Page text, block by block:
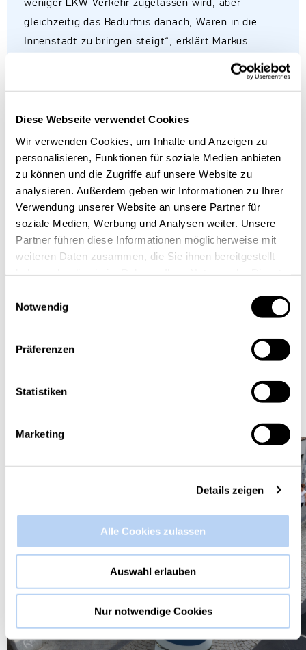
Diese Webseite verwendet Cookies
Wir verwenden Cookies, um Inhalte und Anzeigen zu
personalisieren, Funktionen für soziale Medien anbieten
zu können und die Zugriffe auf unsere Website zu
analysieren. Außerdem geben wir Informationen zu Ihrer
Verwendung unserer Website an unsere Partner für
soziale Medien, Werbung und Analysen weiter. Unsere
Partner führen diese Informationen möglicherweise mit
weiteren Daten zusammen, die Sie ihnen bereitgestellt
Notwendig
Präferenzen
Statistiken
Marketing
Details zeigen
Alle Cookies zulassen
Auswahl erlauben
Nur notwendige Cookies
weniger LKW-Verkehr zugelassen wird, aber
gleichzeitig das Bedürfnis danach, Waren in die
Innenstadt zu bringen steigt“, erklärt Markus
Werle, Co-Founder und CTO von DroidDrive.
Kai D. Kreisköther, CEO und ebenfalls Co-Founder
herumgebaut und somit extrem klein und können
Straßen, Fahrradwege und Bürgersteige in
Innenstädten nutzen, um sehr effizient Ware zu
transportieren.“
Den Betrieb der Fahrzeuge planen die Gründer über
neuesten technologischen Stand der Fahrzeuge und
Unternehmen könnten die Fahrzeuge gegen eine
Gebühr nutzen. So könnten dieselben Ducks, die
Einzelhändler mit Waren beliefern und abends